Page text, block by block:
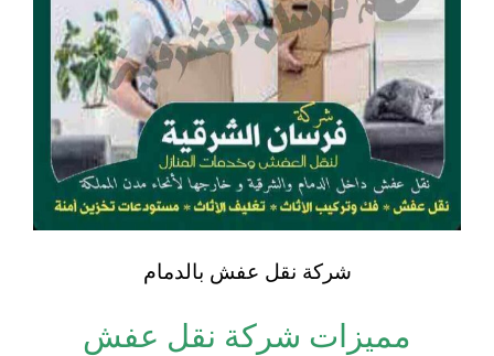
شركة نقل عفش بالدمام
مميزات شركة نقل عفش